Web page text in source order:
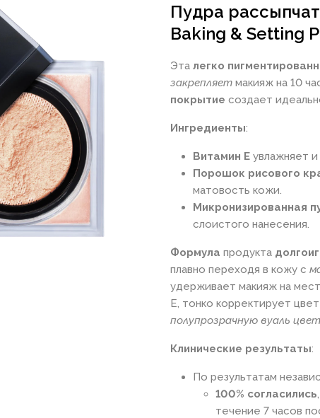
Пудра
Baking & Setting
Эта легко
закрепляет макияж на 10
покрытие создает
Ингредиенты:
Витамин Е увлажняет
Порошок рисового
матовость кожи.
Микронизированная
слоистого нанесения.
Формула продукта
плавно переходя в кожу с
удерживает макияж на
Е, тонко корректирует
полупрозрачную вуаль
Клинические результаты:
По результатам
100% согласились
течение 7 часов